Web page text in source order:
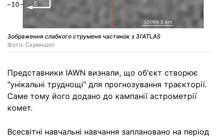
Зображення слабкого струменя частинок з 3I'ATLAS
Фото: Скриншот
Представники IAWN визнали, що об'єкт створює
"унікальні труднощі" для прогнозування траєкторії.
Саме тому його додано до кампанії астрометрії
комет.
Всесвітні навчальні навчання заплановано на період